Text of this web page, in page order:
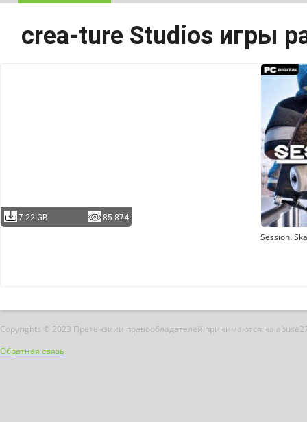
crea-ture Studios игры
7.22 GB 85 874
Session:
Copyrights © 2023 Претензиии правообладателей принимаются на
Обратная связь